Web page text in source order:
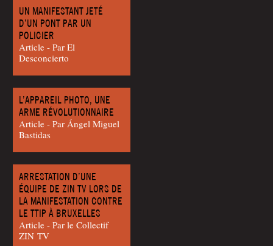
UN MANIFESTANT JETÉ
D’UN PONT PAR UN
POLICIER
Article - Par El
Desconcierto
L’APPAREIL PHOTO, UNE
ARME RÉVOLUTIONNAIRE
Article - Par Ángel Miguel
Bas­ti­das
ARRESTATION D’UNE
ÉQUIPE DE ZIN TV LORS DE
LA MANIFESTATION CONTRE
LE TTIP À BRUXELLES
Article - Par le Col­lec­tif
ZIN TV